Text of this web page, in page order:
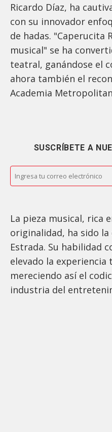
Ricardo Díaz, ha
con su innovador
de hadas. "Caperucita
musical" se ha
teatral, ganándose el
ahora también el
Academia
SUSCRÍBETE A
La pieza musical, rica
originalidad, ha sido
Estrada. Su habilidad
elevado la
mereciendo así el
industria del